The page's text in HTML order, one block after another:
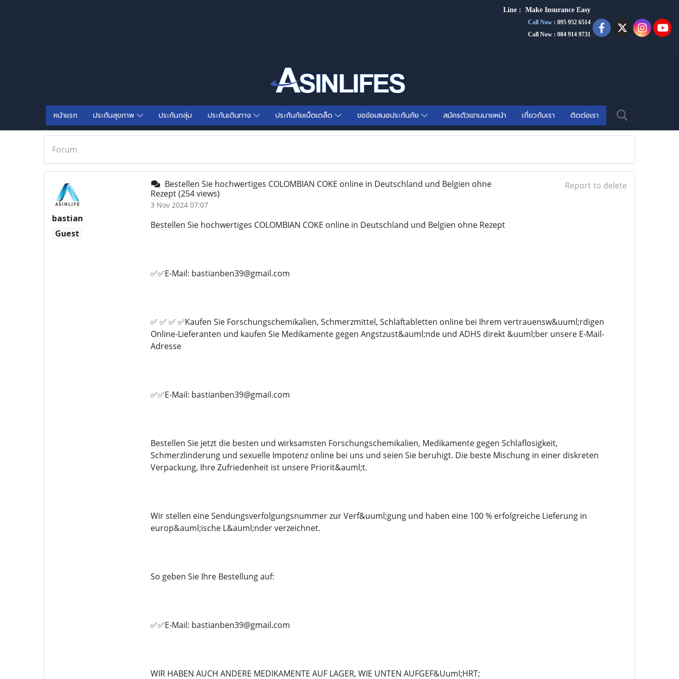
Line : Make Insurance Easy
Call Now : 095 952 6514
Call Now : 084 914 9731
หน้าแรก ประกันสุขภาพ ประกันกลุ่ม ประกันเดินทาง ประกันภัยเบ็ตเตล็ด ขอข้อเสนอประกันภัย สมัครตัวแทนนายหน้า เกี่ยวกับเรา ติดต่อเรา
Forum
bastian
Guest
Bestellen Sie hochwertiges COLOMBIAN COKE online in Deutschland und Belgien ohne
Rezept(254 views)
3 Nov 2024 07:07
Report to delete
Bestellen Sie hochwertiges COLOMBIAN COKE online in Deutschland und Belgien ohne Rezept
✅✅E-Mail: bastianben39@gmail.com
✅ ✅ ✅ ✅Kaufen Sie Forschungschemikalien, Schmerzmittel, Schlaftabletten online bei Ihrem vertrauensw&uuml;rdigen
Online-Lieferanten und kaufen Sie Medikamente gegen Angstzust&auml;nde und ADHS direkt &uuml;ber unsere E-Mail-
Adresse
✅✅E-Mail: bastianben39@gmail.com
Bestellen Sie jetzt die besten und wirksamsten Forschungschemikalien, Medikamente gegen Schlaflosigkeit,
Schmerzlinderung und sexuelle Impotenz online bei uns und seien Sie beruhigt. Die beste Mischung in einer diskreten
Verpackung, Ihre Zufriedenheit ist unsere Priorit&auml;t.
Wir stellen eine Sendungsverfolgungsnummer zur Verf&uuml;gung und haben eine 100 % erfolgreiche Lieferung in
europ&auml;ische L&auml;nder verzeichnet.
So geben Sie Ihre Bestellung auf:
✅✅E-Mail: bastianben39@gmail.com
WIR HABEN AUCH ANDERE MEDIKAMENTE AUF LAGER, WIE UNTEN AUFGEF&Uuml;HRT;